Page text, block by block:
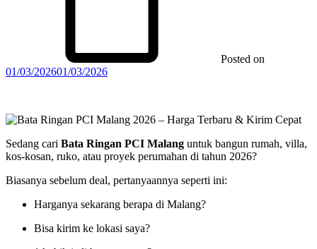
Posted on
01/03/202601/03/2026
Sedang cari Bata Ringan PCI Malang untuk bangun rumah, villa,
kos-kosan, ruko, atau proyek perumahan di tahun 2026?
Biasanya sebelum deal, pertanyaannya seperti ini:
Harganya sekarang berapa di Malang?
Bisa kirim ke lokasi saya?